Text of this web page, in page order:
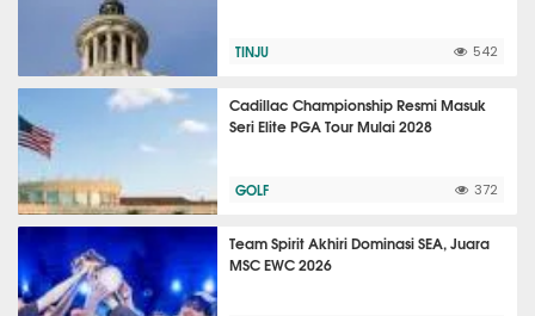
TINJU 542
Cadillac Championship Resmi Masuk
Seri Elite PGA Tour Mulai 2028
GOLF 372
Team Spirit Akhiri Dominasi SEA, Juara
MSC EWC 2026